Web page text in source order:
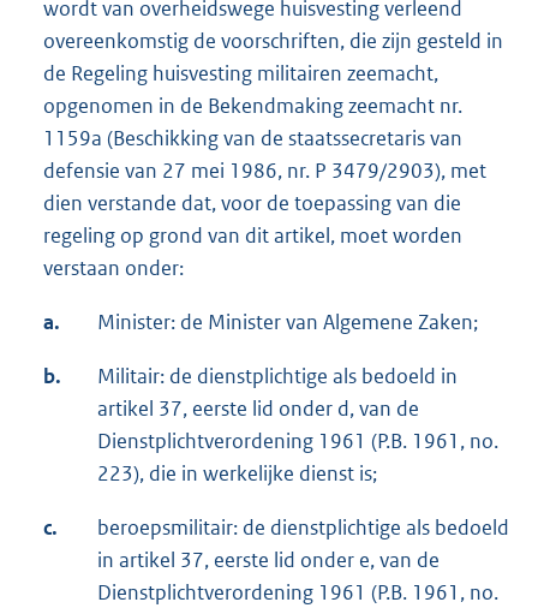
wordt van overheidswege huisvesting verleend
overeenkomstig de voorschriften, die zijn gesteld in
de Regeling huisvesting militairen zeemacht,
opgenomen in de Bekendmaking zeemacht nr.
1159a (Beschikking van de staatssecretaris van
defensie van 27 mei 1986, nr. P 3479/2903), met
dien verstande dat, voor de toepassing van die
regeling op grond van dit artikel, moet worden
verstaan onder:
a. Minister: de Minister van Algemene Zaken;
b.
Militair: de dienstplichtige als bedoeld in
artikel 37, eerste lid onder d, van de
Dienstplichtverordening 1961 (P.B. 1961, no.
223), die in werkelijke dienst is;
c.
beroepsmilitair: de dienstplichtige als bedoeld
in artikel 37, eerste lid onder e, van de
Dienstplichtverordening 1961 (P.B. 1961, no.